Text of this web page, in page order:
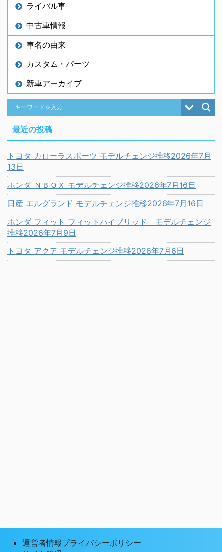
ライバル車
中古車情報
車名の由来
カスタム・パーツ
新車アーカイブ
最近の投稿
トヨタ カローラスポーツ モデルチェンジ推移2026年7月
13日
ホンダ ＮＢＯＸ モデルチェンジ推移2026年7月16日
日産 エルグランド モデルチェンジ推移2026年7月16日
ホンダ フィット フィットハイブリッド モデルチェンジ
推移2026年7月9日
トヨタ アクア モデルチェンジ推移2026年7月6日
運営者情報プライバシーポリシー